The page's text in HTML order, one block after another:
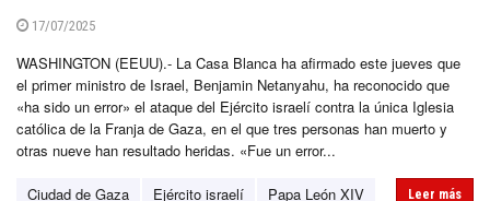
17/07/2025
WASHINGTON (EEUU).- La Casa Blanca ha afirmado este jueves que
el primer ministro de Israel, Benjamin Netanyahu, ha reconocido que
«ha sido un error» el ataque del Ejército israelí contra la única Iglesia
católica de la Franja de Gaza, en el que tres personas han muerto y
otras nueve han resultado heridas. «Fue un error...
Ciudad de Gaza Ejército israelí Papa León XIV Leer más